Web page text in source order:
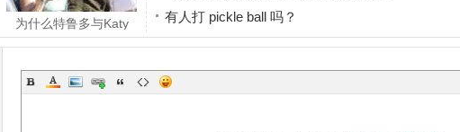
为什么特鲁多与Katy
Perry亲密照总能被拍
到
有人打 pickle ball 吗？
有打 pickle ball 的 朋友吗？ （ Brossard )